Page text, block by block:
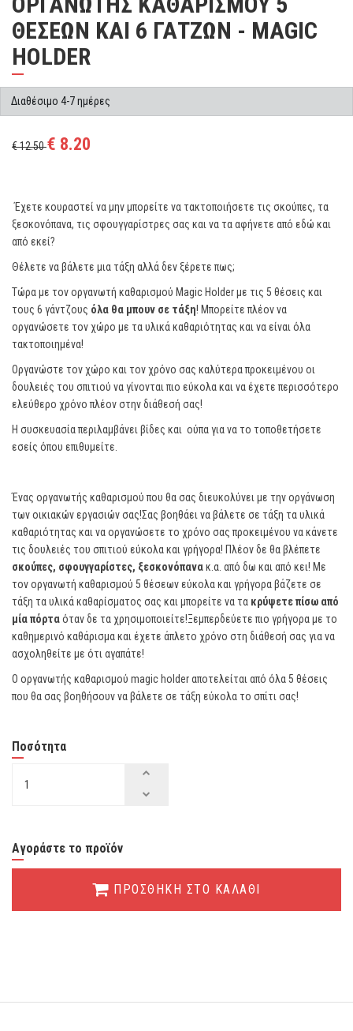
ΘΕΣΕΩΝ ΚΑΙ 6 ΓΑΤΖΩΝ - MAGIC
HOLDER
Διαθέσιμο 4-7 ημέρες
€ 12.50€ 8.20
Έχετε κουραστεί να μην μπορείτε να τακτοποιήσετε τις σκούπες, τα
ξεσκονόπανα, τις σφουγγαρίστρες σας και να τα αφήνετε από εδώ και
από εκεί?
Θέλετε να βάλετε μια τάξη αλλά δεν ξέρετε πως;
Τώρα με τον οργανωτή καθαρισμού Magic Holder με τις 5 θέσεις και
τους 6 γάντζους όλα θα μπουν σε τάξη! Μπορείτε πλέον να
οργανώσετε τον χώρο με τα υλικά καθαριότητας και να είναι όλα
τακτοποιημένα!
Οργανώστε τον χώρο και τον χρόνο σας καλύτερα προκειμένου οι
δουλειές του σπιτιού να γίνονται πιο εύκολα και να έχετε περισσότερο
ελεύθερο χρόνο πλέον στην διάθεσή σας!
Η συσκευασία περιλαμβάνει βίδες και ούπα για να το τοποθετήσετε
εσείς όπου επιθυμείτε.
Ένας οργανωτής καθαρισμού που θα σας διευκολύνει με την οργάνωση
των οικιακών εργασιών σας!Σας βοηθάει να βάλετε σε τάξη τα υλικά
καθαριότητας και να οργανώσετε το χρόνο σας προκειμένου να κάνετε
τις δουλειές του σπιτιού εύκολα και γρήγορα! Πλέον δε θα βλέπετε
σκούπες, σφουγγαρίστες, ξεσκονόπανακ.α. από δω και από κει! Με
τον οργανωτή καθαρισμού 5 θέσεων εύκολα και γρήγορα βάζετε σε
τάξη τα υλικά καθαρίσματος σας και μπορείτε να τα κρύψετε πίσω από
μία πόρταόταν δε τα χρησιμοποιείτε!Ξεμπερδεύετε πιο γρήγορα με το
καθημερινό καθάρισμα και έχετε άπλετο χρόνο στη διάθεσή σας για να
ασχοληθείτε με ότι αγαπάτε!
Ο οργανωτής καθαρισμού magic holder αποτελείται από όλα 5 θέσεις
που θα σας βοηθήσουν να βάλετε σε τάξη εύκολα το σπίτι σας!
Ποσότητα
Αγοράστε το προϊόν
ΠΡΟΣΘΗΚΗ ΣΤΟ ΚΑΛΑΘΙ